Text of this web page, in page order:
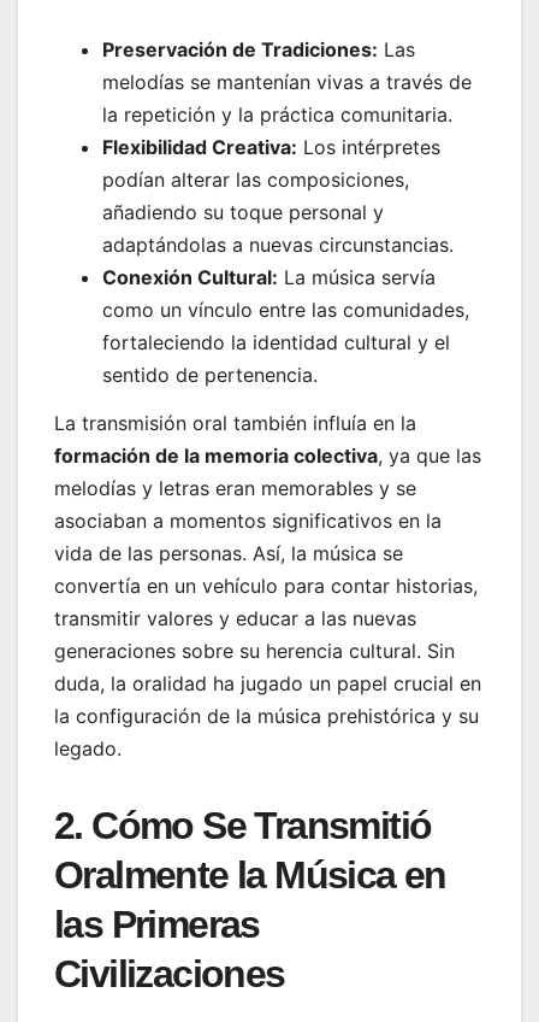
Preservación de Tradiciones: Las
melodías se mantenían vivas a través de
la repetición y la práctica comunitaria.
Flexibilidad Creativa: Los intérpretes
podían alterar las composiciones,
añadiendo su toque personal y
adaptándolas a nuevas circunstancias.
Conexión Cultural: La música servía
como un vínculo entre las comunidades,
fortaleciendo la identidad cultural y el
sentido de pertenencia.
La transmisión oral también influía en la
formación de la memoria colectiva, ya que las
melodías y letras eran memorables y se
asociaban a momentos significativos en la
vida de las personas. Así, la música se
convertía en un vehículo para contar historias,
transmitir valores y educar a las nuevas
generaciones sobre su herencia cultural. Sin
duda, la oralidad ha jugado un papel crucial en
la configuración de la música prehistórica y su
legado.
2. Cómo Se Transmitió
Oralmente la Música en
las Primeras
Civilizaciones